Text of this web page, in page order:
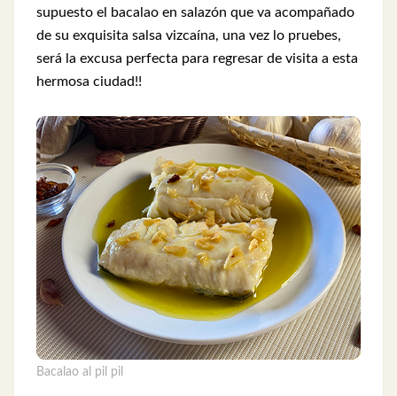
supuesto el bacalao en salazón que va acompañado
de su exquisita salsa vizcaína, una vez lo pruebes,
será la excusa perfecta para regresar de visita a esta
hermosa ciudad!!
Bacalao al pil pil